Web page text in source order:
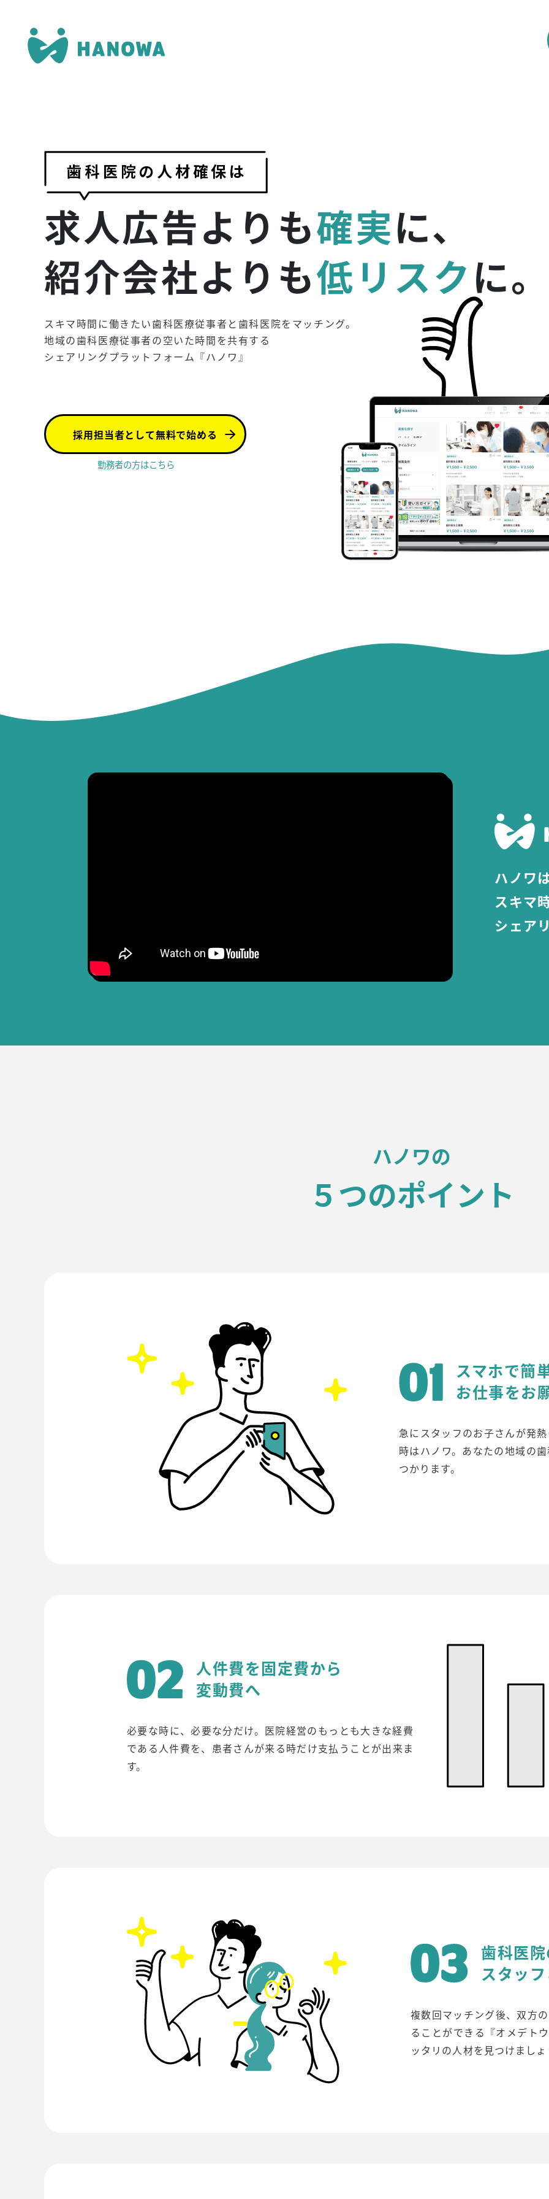
求人広告よりも確実に、
紹介会社よりも低リスクに
スキマ時間に働きたい歯科医療従事者と 歯科医院をマッチング。
地域の歯科医療従事者の空いた時間を共有する
シェアリングプラットフォーム『ハノワ』
採用担当者として無料で始める
勤務者の方はこちら
ハノワ
スキマ
シェア
ハノワの
５つのポイント
スマホで簡
お仕事をお
急にスタッフのお子さんが発
時はハノワ。あなたの地域の
つかります。
人件費を固定費から
変動費へ
必要な時に、必要な分だけ。医院経営のもっとも大きな経費
である人件費を、患者さんが来る時だけ支払うことが出来ま
す。
歯科医
スタッ
複数回マッチング後、双方
ることができる『オメデト
ッタリの人材を見つけまし